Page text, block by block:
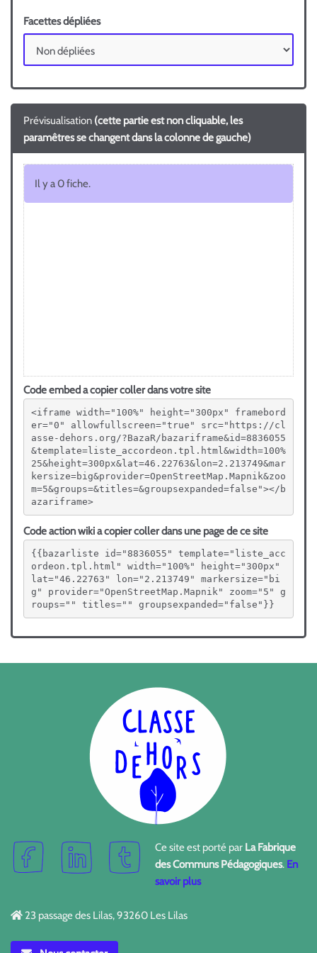
Facettes dépliées
Prévisualisation (cette partie est non cliquable, les
paramêtres se changent dans la colonne de gauche)
Code embed a copier coller dans votre site
<iframe width="100%" height="300px" framebord
er="0" allowfullscreen="true" src="https://cl
asse-dehors.org/?BazaR/bazariframe&id=8836055
&template=liste_accordeon.tpl.html&width=100%
25&height=300px&lat=46.22763&lon=2.213749&mar
kersize=big&provider=OpenStreetMap.Mapnik&zoo
m=5&groups=&titles=&groupsexpanded=false"></b
azariframe>
Code action wiki a copier coller dans une page de ce site
{{bazarliste id="8836055" template="liste_acc
ordeon.tpl.html" width="100%" height="300px"
lat="46.22763" lon="2.213749" markersize="bi
g" provider="OpenStreetMap.Mapnik" zoom="5" g
roups="" titles="" groupsexpanded="false"}}
Ce site est porté par La Fabrique
des Communs Pédagogiques. En
savoir plus
23 passage des Lilas, 93260 Les Lilas